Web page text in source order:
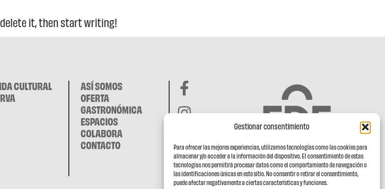
Gestionar consentimiento
Para ofrecer las mejores experiencias, utilizamos tecnologías como las cookies para
almacenar y/o acceder a la información del dispositivo. El consentimiento de estas
tecnologías nos permitirá procesar datos como el comportamiento de navegación o
las identificaciones únicas en este sitio. No consentir o retirar el consentimiento,
puede afectar negativamente a ciertas características y funciones.
it, then start writing!
CULTURAL ASÍ SOMOS
OFERTA
GASTRONÓMICA
ESPACIOS
COLABORA
CONTACTO